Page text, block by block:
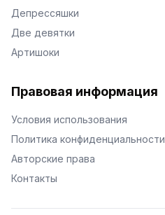
Депрессяшки
Две девятки
Артишоки
Правовая информация
Условия использования
Политика конфиденциальности
Авторские права
Контакты